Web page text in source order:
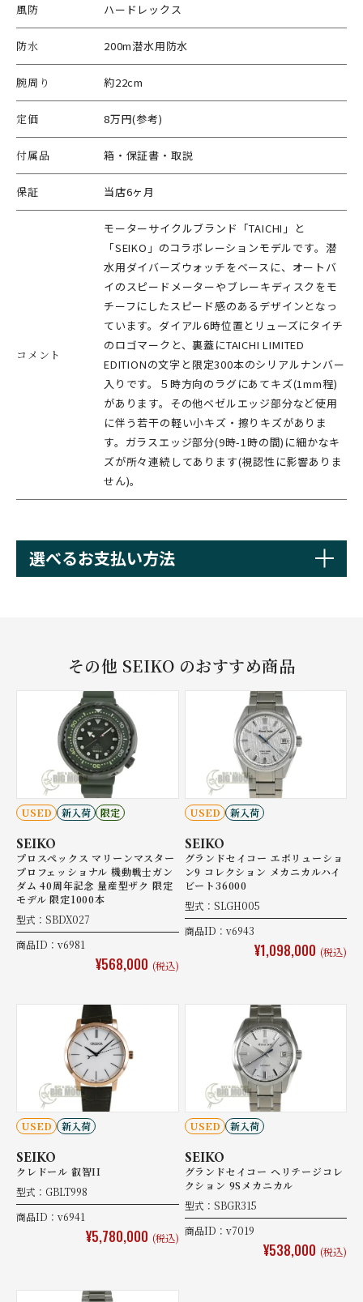
風防 ハードレックス
防水 200m潜水用防水
腕周り 約22cm
定価 8万円(参考)
付属品 箱・保証書・取説
保証 当店6ヶ月
コメント
モーターサイクルブランド「TAICHI」と
「SEIKO」のコラボレーションモデルです。潜
水用ダイバーズウォッチをベースに、オートバ
イのスピードメーターやブレーキディスクをモ
チーフにしたスピード感のあるデザインとなっ
ています。ダイアル6時位置とリューズにタイチ
のロゴマークと、裏蓋にTAICHI LIMITED
EDITIONの文字と限定300本のシリアルナンバー
入りです。５時方向のラグにあてキズ(1mm程)
があります。その他ベゼルエッジ部分など使用
に伴う若干の軽い小キズ・擦りキズがありま
す。ガラスエッジ部分(9時-1時の間)に細かなキ
ズが所々連続してあります(視認性に影響ありま
せん)。
選べるお支払い方法
その他 SEIKO のおすすめ商品
USED 新入荷 限定
SEIKO
プロスペックス マリーンマスター
プロフェッショナル 機動戦士ガン
ダム 40周年記念 量産型ザク 限定
モデル 限定1000本
型式：SBDX027
商品ID：v6981
¥568,000 (税込)
USED 新入荷
SEIKO
グランドセイコー エボリューショ
ン9 コレクション メカニカルハイ
ビート36000
型式：SLGH005
商品ID：v6943
¥1,098,000 (税込)
USED 新入荷
SEIKO
クレドール 叡智II
型式：GBLT998
商品ID：v6941
¥5,780,000 (税込)
USED 新入荷
SEIKO
グランドセイコー ヘリテージコレ
クション 9Sメカニカル
型式：SBGR315
商品ID：v7019
¥538,000 (税込)